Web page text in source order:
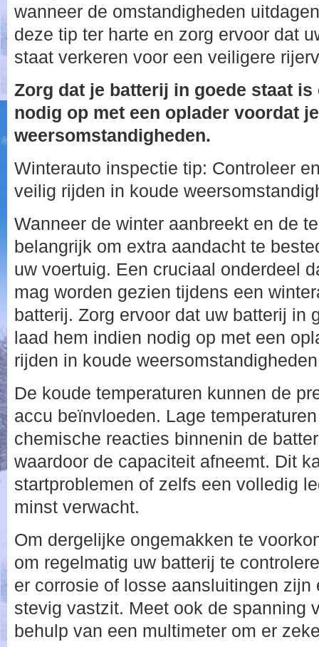
wanneer de omstandigheden
deze tip ter harte en zorg ervoor dat
staat verkeren voor een veiligere
Zorg dat je batterij in goede staat is
nodig op met een oplader voordat
weersomstandigheden.
Winterauto inspectie tip: Controleer
veilig rijden in koude
Wanneer de winter aanbreekt en de
belangrijk om extra aandacht te
uw voertuig. Een cruciaal onderdeel
mag worden gezien tijdens een
batterij. Zorg ervoor dat uw batterij in
laad hem indien nodig op met een
rijden in koude
De koude temperaturen kunnen de
accu beïnvloeden. Lage
chemische reacties binnenin de
waardoor de capaciteit afneemt. Dit
startproblemen of zelfs een volledig
minst verwacht.
Om dergelijke ongemakken te
om regelmatig uw batterij te
er corrosie of losse aansluitingen zijn
stevig vastzit. Meet ook de spanning
behulp van een multimeter om er